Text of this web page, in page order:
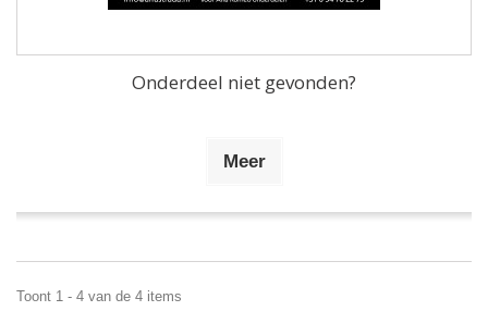
Onderdeel niet gevonden?
Meer
Toont 1 - 4 van de 4 items